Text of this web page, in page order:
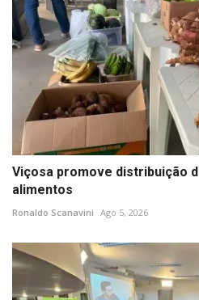
Viçosa promove distribuição
alimentos
Ronaldo Scanavini Ago 5, 2026